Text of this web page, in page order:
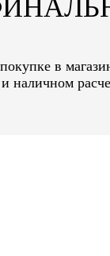
в
наличном